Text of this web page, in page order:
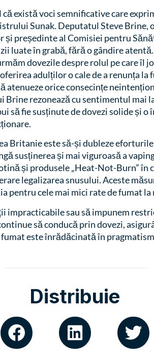
există voci semnificative care
Sunak. Deputatul Steve Brine,
președinte al Comisiei pentru
luate în grabă, fără o gândire
dovezile despre rolul pe care îl
adulților o cale de a renunța
atenueze orice consecințe
Brine rezonează cu sentimentul mai
să fie susținute de dovezi solide și o
Britanie este să-și dubleze
susținerea și mai viguroasă a
și produsele „Heat-Not-Burn” în
legalizarea snusului. Aceste
pentru cele mai mici rate de fumat la
impracticabile sau să impunem
să conducă prin dovezi,
este înrădăcinată în
Distribuie